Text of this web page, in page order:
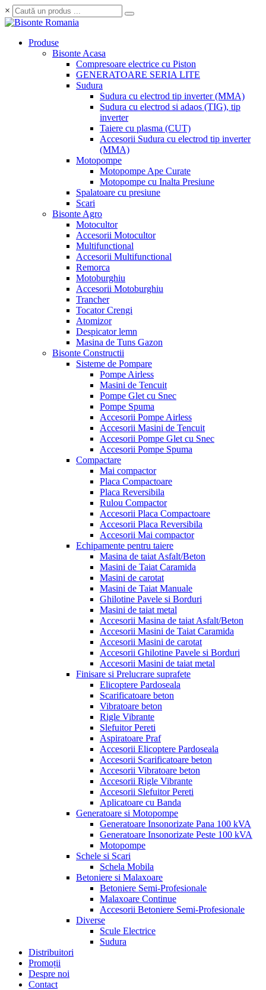
×
Produse
Bisonte Acasa
Compresoare electrice cu Piston
GENERATOARE SERIA LITE
Sudura
Sudura cu electrod tip inverter (MMA)
Sudura cu electrod si adaos (TIG), tip
inverter
Taiere cu plasma (CUT)
Accesorii Sudura cu electrod tip inverter
(MMA)
Motopompe
Motopompe Ape Curate
Motopompe cu Inalta Presiune
Spalatoare cu presiune
Scari
Bisonte Agro
Motocultor
Accesorii Motocultor
Multifunctional
Accesorii Multifunctional
Remorca
Motoburghiu
Accesorii Motoburghiu
Trancher
Tocator Crengi
Atomizor
Despicator lemn
Masina de Tuns Gazon
Bisonte Constructii
Sisteme de Pompare
Pompe Airless
Masini de Tencuit
Pompe Glet cu Snec
Pompe Spuma
Accesorii Pompe Airless
Accesorii Masini de Tencuit
Accesorii Pompe Glet cu Snec
Accesorii Pompe Spuma
Compactare
Mai compactor
Placa Compactoare
Placa Reversibila
Rulou Compactor
Accesorii Placa Compactoare
Accesorii Placa Reversibila
Accesorii Mai compactor
Echipamente pentru taiere
Masina de taiat Asfalt/Beton
Masini de Taiat Caramida
Masini de carotat
Masini de Taiat Manuale
Ghilotine Pavele si Borduri
Masini de taiat metal
Accesorii Masina de taiat Asfalt/Beton
Accesorii Masini de Taiat Caramida
Accesorii Masini de carotat
Accesorii Ghilotine Pavele si Borduri
Accesorii Masini de taiat metal
Finisare si Prelucrare suprafete
Elicoptere Pardoseala
Scarificatoare beton
Vibratoare beton
Rigle Vibrante
Slefuitor Pereti
Aspiratoare Praf
Accesorii Elicoptere Pardoseala
Accesorii Scarificatoare beton
Accesorii Vibratoare beton
Accesorii Rigle Vibrante
Accesorii Slefuitor Pereti
Aplicatoare cu Banda
Generatoare si Motopompe
Generatoare Insonorizate Pana 100 kVA
Generatoare Insonorizate Peste 100 kVA
Motopompe
Schele si Scari
Schela Mobila
Betoniere si Malaxoare
Betoniere Semi-Profesionale
Malaxoare Continue
Accesorii Betoniere Semi-Profesionale
Diverse
Scule Electrice
Sudura
Distribuitori
Promoții
Despre noi
Contact